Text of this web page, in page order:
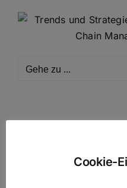
Inhalt
Gehe zu ...
Cookie-